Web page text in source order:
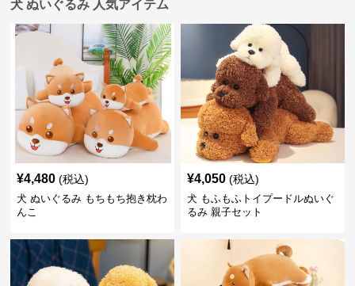
犬 ぬいぐるみ 人気アイテム
¥4,480 (税込)
犬 ぬいぐるみ もちもち抱き枕わ
んこ
¥4,050 (税込)
犬 もふもふトイプードルぬいぐ
るみ 親子セット